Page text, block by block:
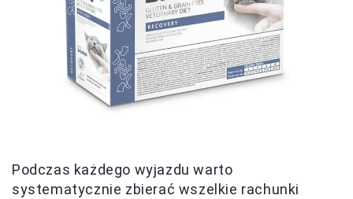
Podczas każdego wyjazdu warto
systematycznie zbierać wszelkie rachunki